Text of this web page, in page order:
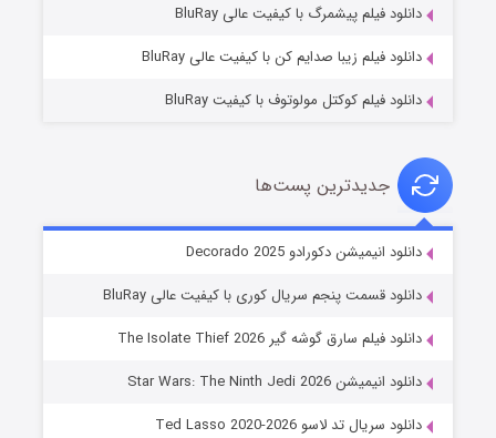
خاندان اژدها فصل ۳
دانلود فیلم پیشمرگ با کیفیت عالی BluRay
دانلود فیلم زیبا صدایم کن با کیفیت عالی BluRay
دانلود فیلم کوکتل مولوتوف با کیفیت BluRay
جدیدترین پست‌ها
دانلود انیمیشن دکورادو Decorado 2025
دانلود قسمت پنجم سریال کوری با کیفیت عالی BluRay
دانلود فیلم سارق گوشه گیر The Isolate Thief 2026
دانلود انیمیشن Star Wars: The Ninth Jedi 2026
دانلود سریال تد لاسو Ted Lasso 2020-2026